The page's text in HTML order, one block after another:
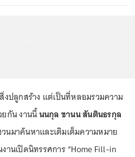
งปลูกสร้าง แต่เป็นที่หลอมรวมความ
กัน งานนี้นนกุล ชานน สันตินธรกุล
มาค้นหาและเติมเต็มความหมาย
านเปิดนิทรรศการ “Home Fill-in